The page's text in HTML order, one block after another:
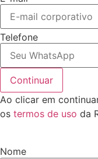
Telefone
Continuar
Ao clicar em
os termos de uso da
Nome